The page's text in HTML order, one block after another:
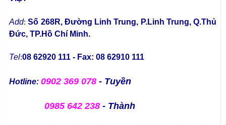
Add:Số 268R, Đường Linh Trung, P.Linh Trung, Q.Thủ
Đức, TP.Hồ Chí Minh.
Tel:08 62920 111 - Fax: 08 62910 111
Hotline: 0902 369 078 - Tuyền
0985 642 238 - Thành